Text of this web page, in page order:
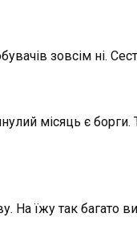
зовсім ні.
місяць є борги.
На їжу так багато